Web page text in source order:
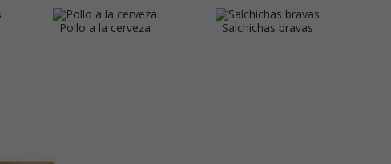
Pollo a la cerveza Salchichas bravas